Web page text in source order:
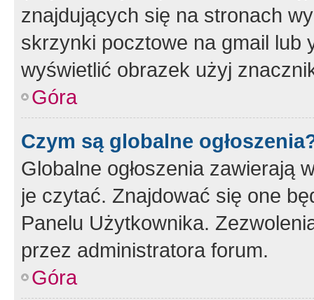
znajdujących się na stronach
skrzynki pocztowe na gmail lub
wyświetlić obrazek użyj
Góra
Czym są globalne
Globalne ogłoszenia zawierają
je czytać. Znajdować się one
Panelu Użytkownika.
przez administratora forum.
Góra